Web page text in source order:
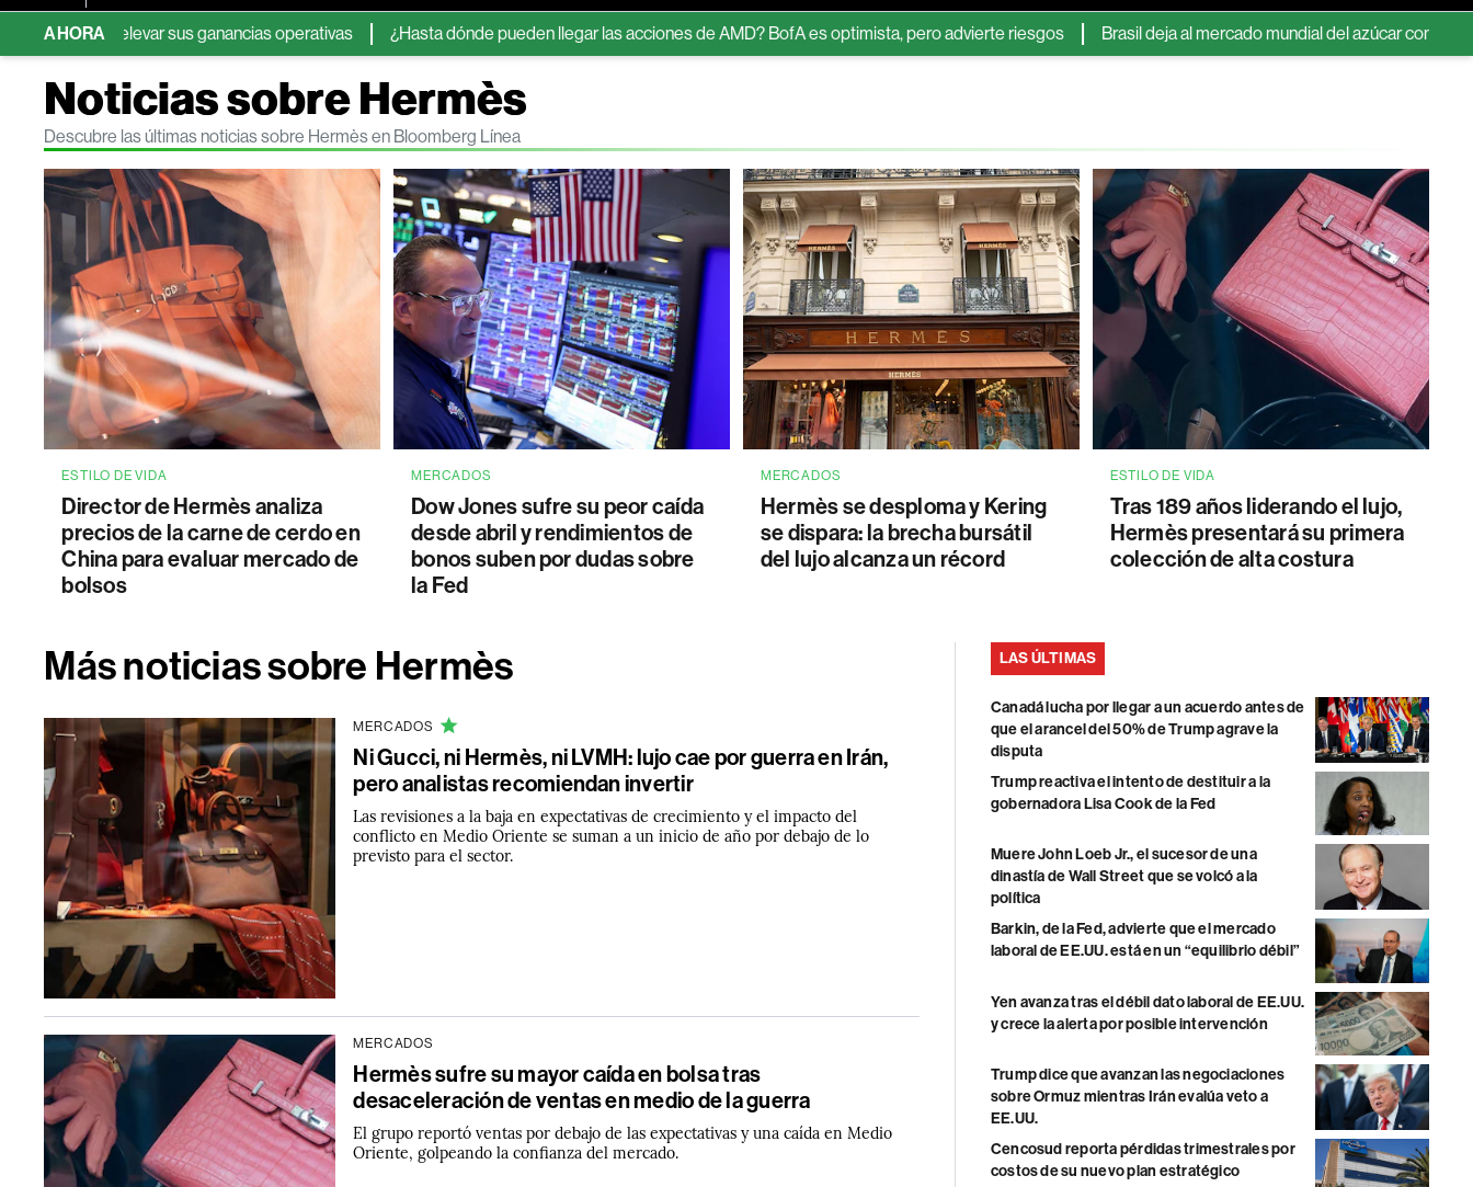
AHORA
elevar sus ganancias operativas ¿Hasta dónde pueden llegar las acciones de AMD? BofA es optimista, pero advierte riesgos Brasil deja al mercado mundial del azúcar con menos
Noticias sobre Hermès
Descubre las últimas noticias sobre Hermès en Bloomberg Línea
ESTILO DE VIDA
Director de Hermès analiza
precios de la carne de cerdo en
China para evaluar mercado de
bolsos
MERCADOS
Dow Jones sufre su peor caída
desde abril y rendimientos de
bonos suben por dudas sobre
la Fed
MERCADOS
Hermès se desploma y Kering
se dispara: la brecha bursátil
del lujo alcanza un récord
ESTILO DE VIDA
Tras 189 años liderando el lujo,
Hermès presentará su primera
colección de alta costura
Más noticias sobre Hermès
MERCADOS
Ni Gucci, ni Hermès, ni LVMH: lujo cae por guerra en Irán,
pero analistas recomiendan invertir
Las revisiones a la baja en expectativas de crecimiento y el impacto del
conflicto en Medio Oriente se suman a un inicio de año por debajo de lo
previsto para el sector.
MERCADOS
Hermès sufre su mayor caída en bolsa tras
desaceleración de ventas en medio de la guerra
El grupo reportó ventas por debajo de las expectativas y una caída en Medio
Oriente, golpeando la confianza del mercado.
LAS ÚLTIMAS
Canadá lucha por llegar a un acuerdo antes de
que el arancel del 50% de Trump agrave la
disputa
Trump reactiva el intento de destituir a la
gobernadora Lisa Cook de la Fed
Muere John Loeb Jr., el sucesor de una
dinastía de Wall Street que se volcó a la
política
Barkin, de la Fed, advierte que el mercado
laboral de EE.UU. está en un “equilibrio débil”
Yen avanza tras el débil dato laboral de EE.UU.
y crece la alerta por posible intervención
Trump dice que avanzan las negociaciones
sobre Ormuz mientras Irán evalúa veto a
EE.UU.
Cencosud reporta pérdidas trimestrales por
costos de su nuevo plan estratégico